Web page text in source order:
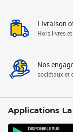
Livraison
Hors livres
Nos
sociétaux et
Applications